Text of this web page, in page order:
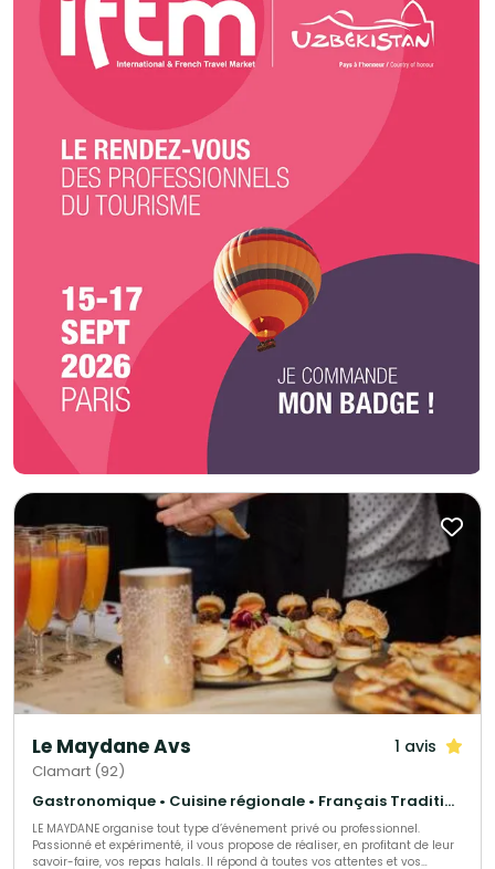
Le Maydane Avs 1 avis
Clamart (92)
Gastronomique • Cuisine régionale • Français Traditionnel
LE MAYDANE organise tout type d’événement privé ou professionnel.
Passionné et expérimenté, il vous propose de réaliser, en profitant de leur
savoir-faire, vos repas halals. Il répond à toutes vos attentes et vos